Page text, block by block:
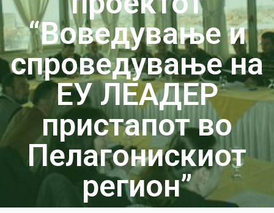
“Воведување и
спроведување на
ЕУ ЛЕАДЕР
пристапот во
Пелагонискиот
регион”